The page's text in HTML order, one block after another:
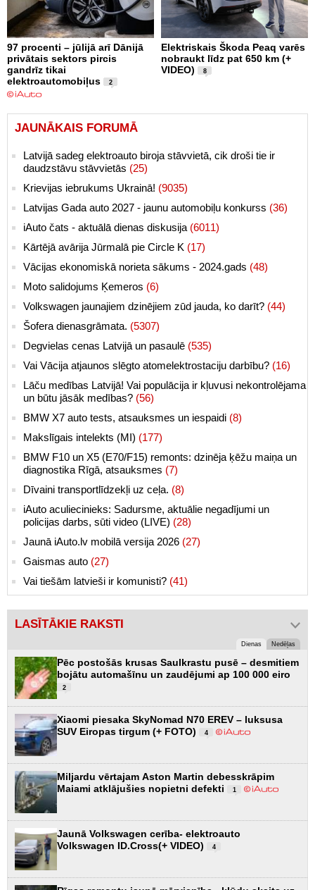
97 procenti – jūlijā arī Dānijā
privātais sektors pircis
gandrīz tikai
elektroautomobiļus
2
Elektriskais Škoda Peaq varēs
nobraukt līdz pat 650 km (+
VIDEO)
8
JAUNĀKAIS FORUMĀ
Latvijā sadeg elektroauto biroja stāvvietā, cik droši tie ir
daudzstāvu stāvvietās (25)
Krievijas iebrukums Ukrainā! (9035)
Latvijas Gada auto 2027 - jaunu automobiļu konkurss (36)
iAuto čats - aktuālā dienas diskusija (6011)
Kārtējā avārija Jūrmalā pie Circle K (17)
Vācijas ekonomiskā norieta sākums - 2024.gads (48)
Moto salidojums Ķemeros (6)
Volkswagen jaunajiem dzinējiem zūd jauda, ko darīt? (44)
Šofera dienasgrāmata. (5307)
Degvielas cenas Latvijā un pasaulē (535)
Vai Vācija atjaunos slēgto atomelektrostaciju darbību? (16)
Lāču medības Latvijā! Vai populācija ir kļuvusi nekontrolējama
un būtu jāsāk medības? (56)
BMW X7 auto tests, atsauksmes un iespaidi (8)
Makslīgais intelekts (MI) (177)
BMW F10 un X5 (E70/F15) remonts: dzinēja ķēžu maiņa un
diagnostika Rīgā, atsauksmes (7)
Dīvaini transportlīdzekļi uz ceļa. (8)
iAuto aculiecinieks: Sadursme, aktuālie negadījumi un
policijas darbs, sūti video (LIVE) (28)
Jaunā iAuto.lv mobilā versija 2026 (27)
Gaismas auto (27)
Vai tiešām latvieši ir komunisti? (41)
LASĪTĀKIE RAKSTI
Dienas Nedēļas
Pēc postošās krusas Saulkrastu pusē – desmitiem
bojātu automašīnu un zaudējumi ap 100 000 eiro
2
Xiaomi piesaka SkyNomad N70 EREV – luksusa
SUV Eiropas tirgum (+ FOTO)
4
Miljardu vērtajam Aston Martin debesskrāpim
Maiami atklājušies nopietni defekti
1
Jaunā Volkswagen cerība- elektroauto
Volkswagen ID.Cross(+ VIDEO)
4